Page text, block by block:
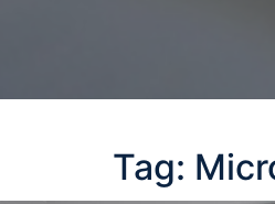
Tag: